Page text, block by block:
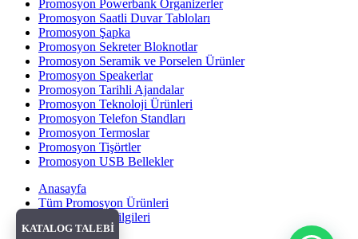
Promosyon Powerbank Organizerler
Promosyon Saatli Duvar Tabloları
Promosyon Şapka
Promosyon Sekreter Bloknotlar
Promosyon Seramik ve Porselen Ürünler
Promosyon Speakerlar
Promosyon Tarihli Ajandalar
Promosyon Teknoloji Ürünleri
Promosyon Telefon Standları
Promosyon Termoslar
Promosyon Tişörtler
Promosyon USB Bellekler
Anasayfa
Tüm Promosyon Ürünleri
Banka Hesap Bilgileri
Hakkımızda
KATALOG TALEBİ